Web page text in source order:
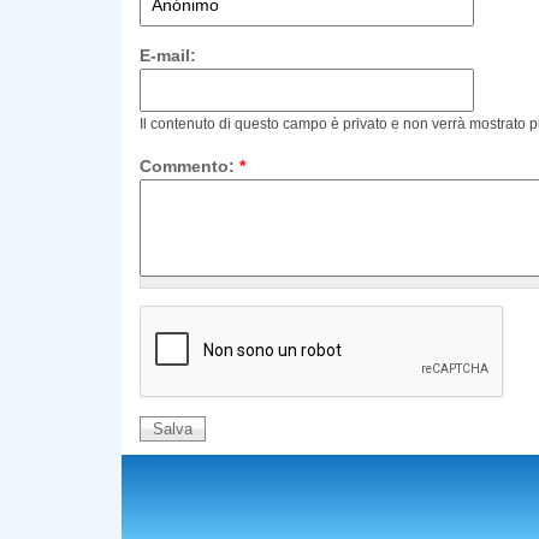
E-mail:
Il contenuto di questo campo è privato e non verrà mostrato
Commento: *